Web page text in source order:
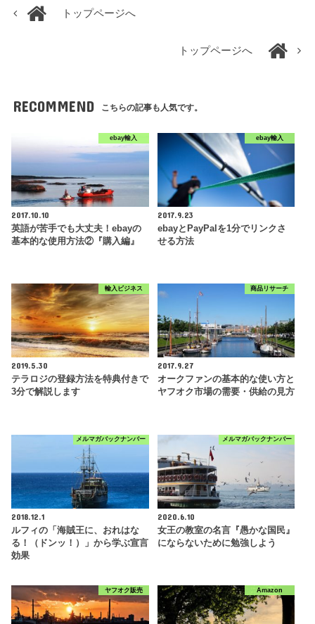
トップページへ
トップページへ
RECOMMEND こちらの記事も人気です。
ebay輸入
2017.10.10
英語が苦手でも大丈夫！ebayの
基本的な使用方法②『購入編』
ebay輸入
2017.9.23
ebayとPayPalを1分でリンクさ
せる方法
輸入ビジネス
2019.5.30
テラロジの登録方法を特典付きで
3分で解説します
商品リサーチ
2017.9.27
オークファンの基本的な使い方と
ヤフオク市場の需要・供給の見方
メルマガバックナンバー
2018.12.1
ルフィの「海賊王に、おれはな
る！（ドンッ！）」から学ぶ宣言
効果
メルマガバックナンバー
2020.6.10
女王の教室の名言『愚かな国民』
にならないために勉強しよう
ヤフオク販売 Amazon